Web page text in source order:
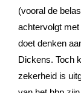
(vooral de
achtervolgt
doet denken
Dickens. Toch
zekerheid is